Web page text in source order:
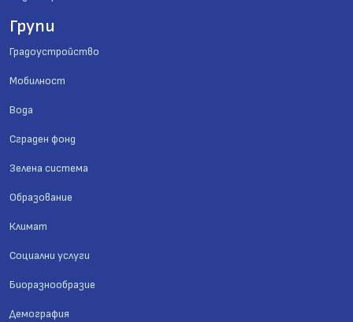
Групи
Градоустройство
Мобилност
Вода
Сграден фонд
Зелена система
Образование
Климат
Социални услуги
Биоразнообразие
Демография